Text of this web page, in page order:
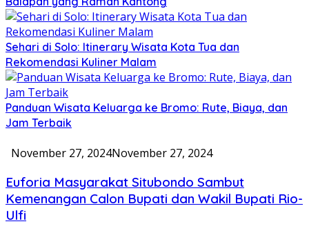
Sehari di Solo: Itinerary Wisata Kota Tua dan
Rekomendasi Kuliner Malam
Panduan Wisata Keluarga ke Bromo: Rute, Biaya, dan
Jam Terbaik
November 27, 2024November 27, 2024
Euforia Masyarakat Situbondo Sambut
Kemenangan Calon Bupati dan Wakil Bupati Rio-
Ulfi